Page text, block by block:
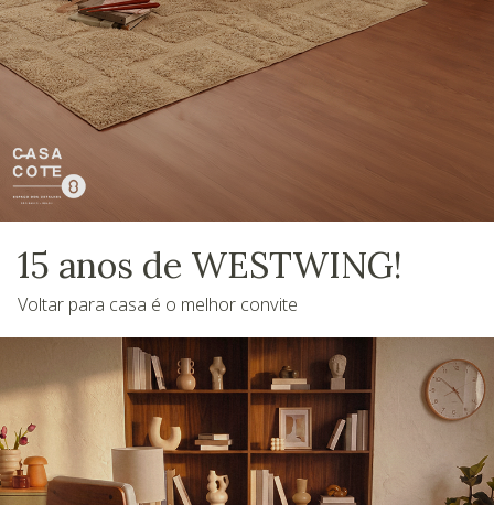
15 anos de WESTWING!
Voltar para casa é o melhor convite